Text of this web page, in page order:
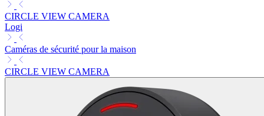
CIRCLE VIEW CAMERA
Logi
Caméras de sécurité pour la maison
CIRCLE VIEW CAMERA